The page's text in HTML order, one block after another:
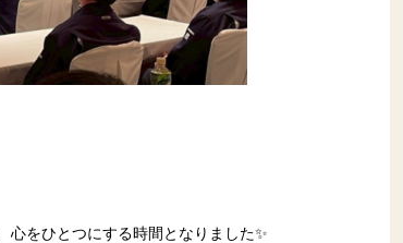
をひとつにする時間となりました✨